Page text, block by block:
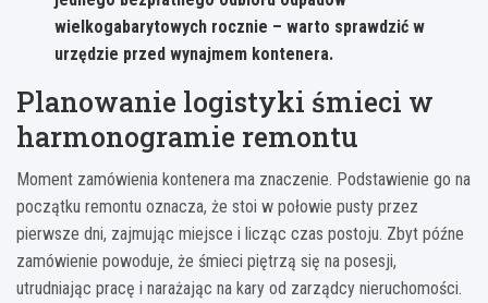
wielkogabarytowych rocznie – warto sprawdzić w
urzędzie przed wynajmem kontenera.
Planowanie logistyki śmieci w
harmonogramie remontu
Moment zamówienia kontenera ma znaczenie. Podstawienie go na
początku remontu oznacza, że stoi w połowie pusty przez
pierwsze dni, zajmując miejsce i licząc czas postoju. Zbyt późne
zamówienie powoduje, że śmieci piętrzą się na posesji,
utrudniając pracę i narażając na kary od zarządcy nieruchomości.